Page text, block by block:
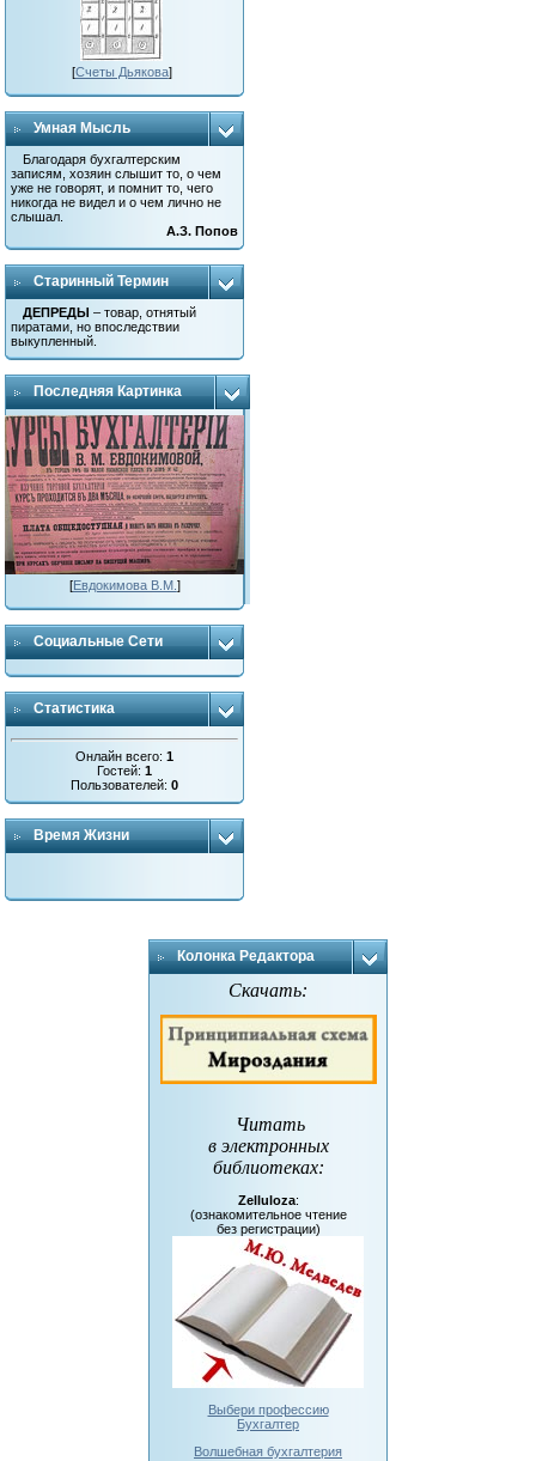
[Счеты Дьякова]
Умная Мысль
Благодаря бухгалтерским
записям, хозяин слышит то, о чем
уже не говорят, и помнит то, чего
никогда не видел и о чем лично не
слышал.
А.З. Попов
Старинный Термин
ДЕПРЕДЫ – товар, отнятый
пиратами, но впоследствии
выкупленный.
Последняя Картинка
[Евдокимова В.М. ]
Социальные Сети
Статистика
Онлайн всего:1
Гостей:1
Пользователей:0
Время Жизни
Колонка Редактора
Скачать:
Читать
в электронных
библиотеках:
Zelluloza:
(ознакомительное чтение
без регистрации)
Выбери профессию
Бухгалтер
Волшебная бухгалтерия